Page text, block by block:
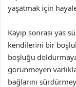
yaşatmak için
Kayıp sonrası yas
kendilerini bir
boşluğu
görünmeyen
bağlarını